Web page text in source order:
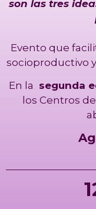
son las tres
Evento que
socioproductivo
En la segunda
los Centros